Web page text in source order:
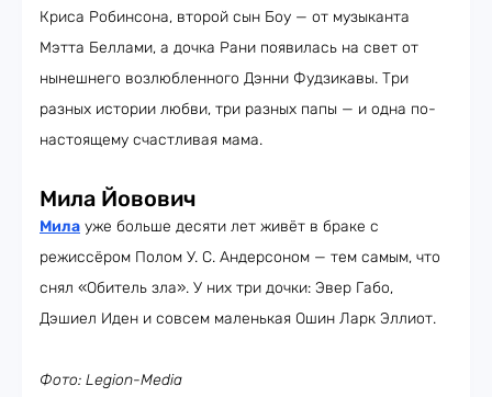
Криса Робинсона, второй сын Боу — от музыканта
Мэтта Беллами, а дочка Рани появилась на свет от
нынешнего возлюбленного Дэнни Фудзикавы. Три
разных истории любви, три разных папы — и одна по-
настоящему счастливая мама.
Мила Йовович
Мила уже больше десяти лет живёт в браке с
режиссёром Полом У. С. Андерсоном — тем самым, что
снял «Обитель зла». У них три дочки: Эвер Габо,
Дэшиел Иден и совсем маленькая Ошин Ларк Эллиот.
Фото: Legion-Media